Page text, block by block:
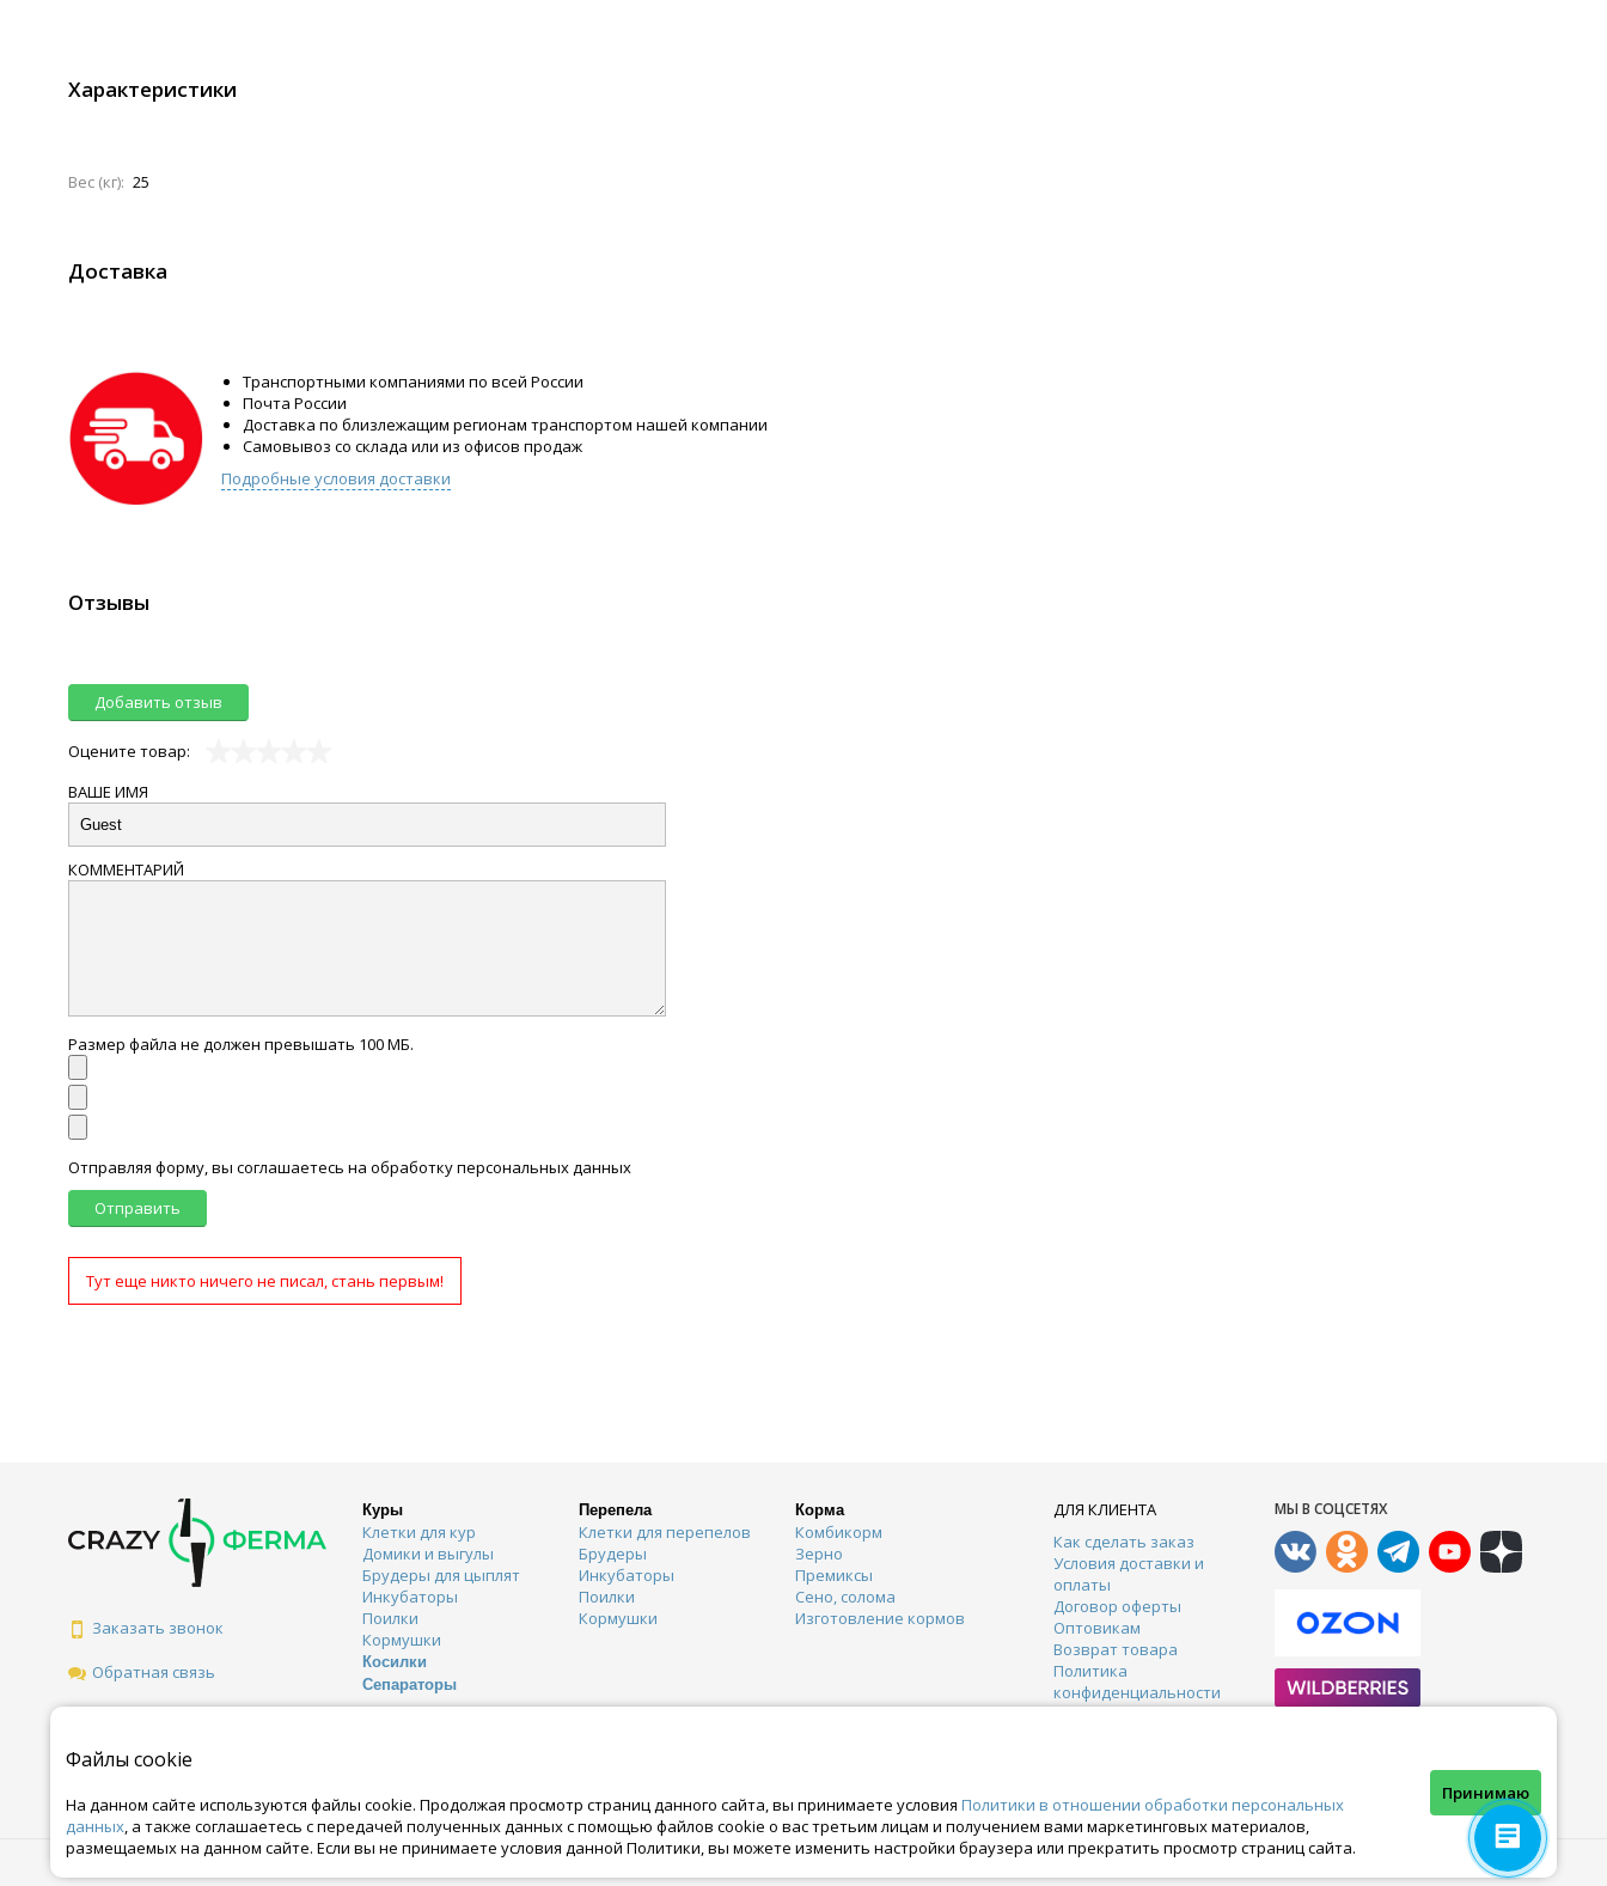
Характеристики
Вес (кг): 25
Доставка
Транспортными компаниями по всей России
Почта России
Доставка по близлежащим регионам транспортом нашей компании
Самовывоз со склада или из офисов продаж
Подробные условия доставки
Отзывы
Добавить отзыв
Оцените товар:
ВАШЕ ИМЯ
КОММЕНТАРИЙ
Размер файла не должен превышать 100 МБ.
Отправляя форму, вы соглашаетесь на обработку персональных данных
Отправить
Тут еще никто ничего не писал, стань первым!
Заказать звонок
Обратная связь
Куры
Клетки для кур
Домики и выгулы
Брудеры для цыплят
Инкубаторы
Поилки
Кормушки
Косилки
Сепараторы
Перепела
Клетки для перепелов
Брудеры
Инкубаторы
Поилки
Кормушки
Корма
Комбикорм
Зерно
Премиксы
Сено, солома
Изготовление кормов
ДЛЯ КЛИЕНТА
Как сделать заказ
Условия доставки и
оплаты
Договор оферты
Оптовикам
Возврат товара
Политика
конфиденциальности
Контакты
МЫ В СОЦСЕТЯХ
crazy-ferma@yandex.ru
© Все права защищены. Информация сайта защищена законом об авторских правах. Crazyferma 2010-2025.
Файлы cookie
На данном сайте используются файлы cookie. Продолжая просмотр страниц данного сайта, вы принимаете условия Политики в отношении обработки персональных
данных, а также соглашаетесь с передачей полученных данных с помощью файлов cookie о вас третьим лицам и получением вами маркетинговых материалов,
размещаемых на данном сайте. Если вы не принимаете условия данной Политики, вы можете изменить настройки браузера или прекратить просмотр страниц сайта.
Принимаю